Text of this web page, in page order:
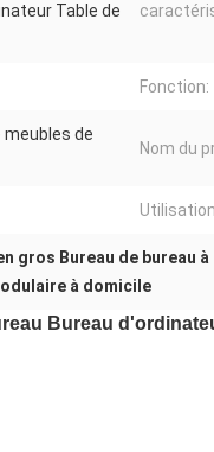
Table de
Fonction:
meubles de
Nom du
gros Bureau de bureau
à domicile
Bureau